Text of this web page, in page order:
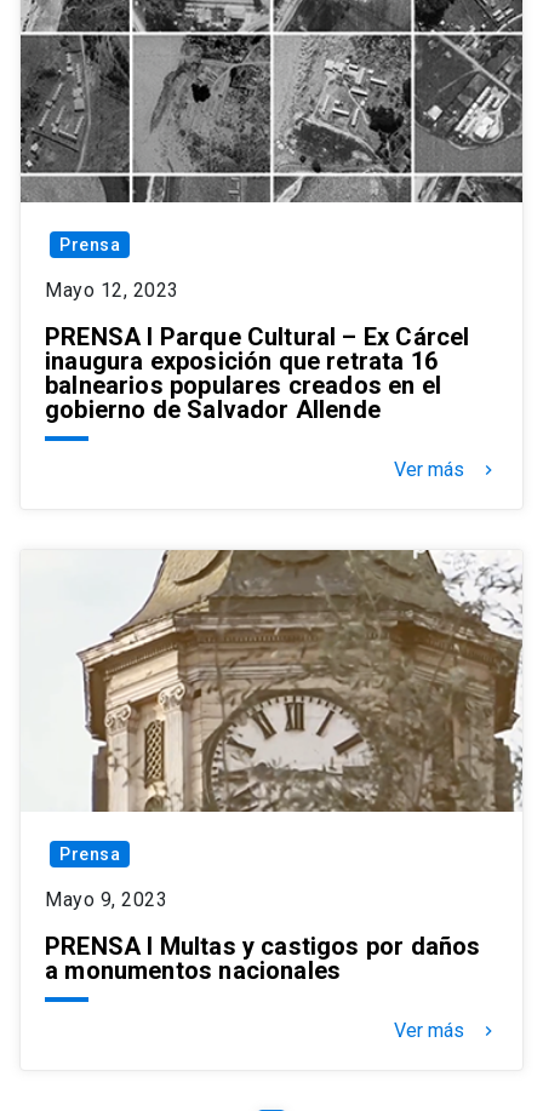
Prensa
Mayo 12, 2023
PRENSA I Parque Cultural – Ex Cárcel
inaugura exposición que retrata 16
balnearios populares creados en el
gobierno de Salvador Allende
Ver más keyboard_arrow_right
Prensa
Mayo 9, 2023
PRENSA I Multas y castigos por daños
a monumentos nacionales
Ver más keyboard_arrow_right